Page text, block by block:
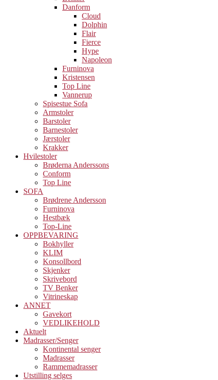
Danform
Cloud
Dolphin
Flair
Fierce
Hype
Napoleon
Furninova
Kristensen
Top Line
Vannerup
Spisestue Sofa
Armstoler
Barstoler
Barnestoler
Jærstoler
Krakker
Hvilestoler
Brøderna Anderssons
Conform
Top Line
SOFA
Brødrene Andersson
Furninova
Hestbæk
Top-Line
OPPBEVARING
Bokhyller
KLIM
Konsollbord
Skjenker
Skrivebord
TV Benker
Vitrineskap
ANNET
Gavekort
VEDLIKEHOLD
Aktuelt
Madrasser/Senger
Kontinental senger
Madrasser
Rammemadrasser
Utstilling selges